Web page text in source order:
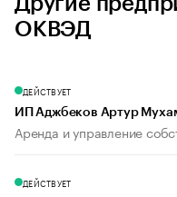
ОКВЭД
ДЕЙСТВУЕТ
ИП Аджбеков Артур
Аренда и управление
ДЕЙСТВУЕТ